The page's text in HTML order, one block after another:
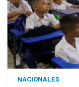
NACIONALES